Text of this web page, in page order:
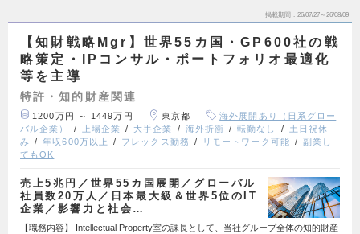
掲載期間 26/07/27～26/08/09
【知財戦略Mgr】世界55カ国・GP600社の戦
略策定・IPコンサル・ポートフォリオ最適化
等を主導
特許・知的財産関連
1200万円 ～ 1449万円 東京都
海外展開あり（日系グロー
バル企業）
上場企業 大手企業 海外折衝 転勤なし
土日祝休
み
年収600万以上 フレックス勤務 リモートワーク可能
副業し
てもOK
売上5兆円／世界55カ国展開／グローバル
社員数20万人／日本最大級＆世界5位のIT
企業／影響力と社会…
【職務内容】 Intellectual Property室の課長として、当社グループ全体の知的財産